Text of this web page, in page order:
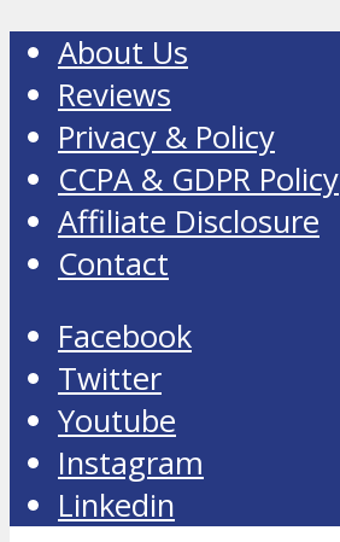
About Us
Reviews
Privacy & Policy
CCPA & GDPR Policy
Affiliate Disclosure
Contact
Facebook
Twitter
Youtube
Instagram
Linkedin